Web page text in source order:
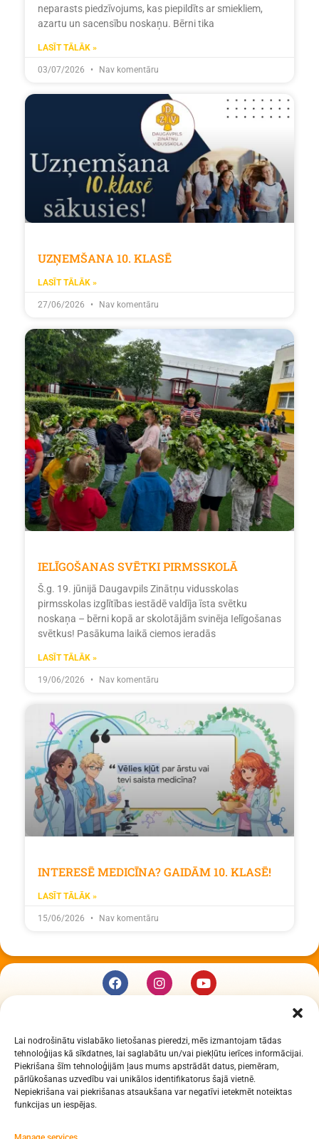
Lai nodrošinātu vislabāko lietošanas pieredzi, mēs izmantojam tādas
tehnoloģijas kā sīkdatnes, lai saglabātu un/vai piekļūtu ierīces informācijai.
Piekrišana šīm tehnoloģijām ļaus mums apstrādāt datus, piemēram,
pārlūkošanas uzvedību vai unikālos identifikatorus šajā vietnē.
Nepiekrišana vai piekrišanas atsaukšana var negatīvi ietekmēt noteiktas
funkcijas un iespējas.
neparasts piedzīvojums, kas piepildīts ar smiekliem,
azartu un sacensību noskaņu. Bērni tika
LASĪT TĀLĀK »
03/07/2026 Nav komentāru
UZŅEMŠANA 10. KLASĒ
LASĪT TĀLĀK »
27/06/2026 Nav komentāru
IELĪGOŠANAS SVĒTKI PIRMSSKOLĀ
Š.g. 19. jūnijā Daugavpils Zinātņu vidusskolas
pirmsskolas izglītības iestādē valdīja īsta svētku
noskaņa – bērni kopā ar skolotājām svinēja Ielīgošanas
svētkus! Pasākuma laikā ciemos ieradās
LASĪT TĀLĀK »
19/06/2026 Nav komentāru
INTERESĒ MEDICĪNA? GAIDĀM 10. KLASĒ!
LASĪT TĀLĀK »
15/06/2026 Nav komentāru
Daugavpils Zinātņu vidusskola
Raiņa iela 30, Daugavpils, LV-5401
Reģ. Nr. 2713903513 (IZM)
Daugavpils valstspilsētas pašvaldība 90000077325